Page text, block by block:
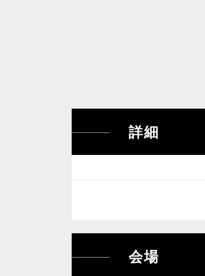
詳細
会場